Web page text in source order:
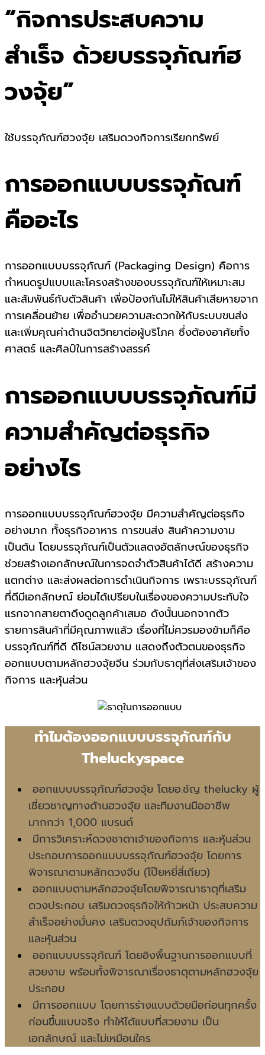
“กิจการประสบความ
สำเร็จ ด้วยบรรจุภัณฑ์ฮ
วงจุ้ย”
ใช้บรรจุภัณฑ์ฮวงจุ้ย เสริมดวงกิจการเรียกทรัพย์
การออกแบบบรรจุภัณฑ์
คืออะไร
การออกแบบบรรจุภัณฑ์ (Packaging Design) คือการ
กำหนดรูปแบบและโครงสร้างของบรรจุภัณฑ์ให้เหมาะสม
และสัมพันธ์กับตัวสินค้า เพื่อป้องกันไม่ให้สินค้าเสียหายจาก
การเคลื่อนย้าย เพื่ออำนวยความสะดวกให้กับระบบขนส่ง
และเพิ่มคุณค่าด้านจิตวิทยาต่อผู้บริโภค ซึ่งต้องอาศัยทั้ง
ศาสตร์ และศิลป์ในการสร้างสรรค์
การออกแบบบรรจุภัณฑ์มี
ความสำคัญต่อธุรกิจ
อย่างไร
การออกแบบบรรจุภัณฑ์ฮวงจุ้ย มีความสำคัญต่อธุรกิจ
อย่างมาก ทั้งธุรกิจอาหาร การขนส่ง สินค้าความงาม
เป็นต้น โดยบรรจุภัณฑ์เป็นตัวแสดงอัตลักษณ์ของธุรกิจ
ช่วยสร้างเอกลักษณ์ในการจดจำตัวสินค้าได้ดี สร้างความ
แตกต่าง และส่งผลต่อการดำเนินกิจการ เพราะบรรจุภัณฑ์
ที่ดีมีเอกลักษณ์ ย่อมได้เปรียบในเรื่องของความประทับใจ
แรกจากสายตาดึงดูดลูกค้าเสมอ ดังนั้นนอกจากตัว
รายการสินค้าที่มีคุณภาพแล้ว เรื่องที่ไม่ควรมองข้ามก็คือ
บรรจุภัณฑ์ที่ดี ดีไซน์สวยงาม แสดงถึงตัวตนของธุรกิจ
ออกแบบตามหลักฮวงจุ้ยจีน ร่วมกับธาตุที่ส่งเสริมเจ้าของ
กิจการ และหุ้นส่วน
ทำไมต้องออกแบบบรรจุภัณฑ์กับ
Theluckyspace
ออกแบบบรรจุภัณฑ์ฮวงจุ้ย โดยอ.ชัญ thelucky ผู้
เชี่ยวชาญทางด้านฮวงจุ้ย และทีมงานมืออาชีพ
มากกว่า 1,000 แบรนด์
มีการวิเคราะห์ดวงชาตาเจ้าของกิจการ และหุ้นส่วน
ประกอบการออกแบบบรรจุภัณฑ์ฮวงจุ้ย โดยการ
พิจารณาตามหลักดวงจีน (โป๊ยหยี่สี่เถียว)
ออกแบบตามหลักฮวงจุ้ยโดยพิจารณาธาตุที่เสริม
ดวงประกอบ เสริมดวงธุรกิจให้ก้าวหน้า ประสบความ
สำเร็จอย่างมั่นคง เสริมดวงอุปถัมภ์เจ้าของกิจการ
และหุ้นส่วน
ออกแบบบรรจุภัณฑ์ โดยอิงพื้นฐานการออกแบบที่
สวยงาม พร้อมทั้งพิจารณาเรื่องธาตุตามหลักฮวงจุ้ย
ประกอบ
มีการออกแบบ โดยการร่างแบบด้วยมือก่อนทุกครั้ง
ก่อนขึ้นแบบจริง ทำให้ได้แบบที่สวยงาม เป็น
เอกลักษณ์ และไม่เหมือนใคร